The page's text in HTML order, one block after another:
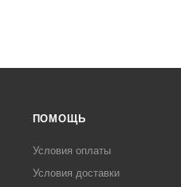
ПОМОЩЬ
Условия оплаты
Условия доставки